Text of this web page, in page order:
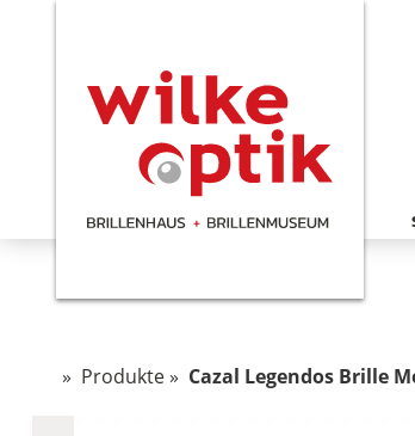
» Produkte» Cazal Legendos Brille